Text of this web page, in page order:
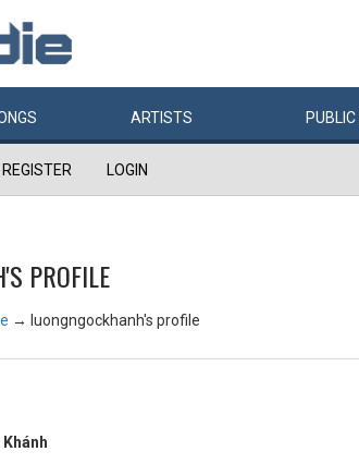
ARTISTS PUBLIC
REGISTER LOGIN
PROFILE
→ luongngockhanh's profile